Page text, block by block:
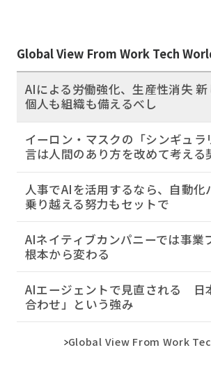
Global View From Work Tech
AIによる労働強化、生産性消失
個人も組織も備えるべし
イーロン・マスクの「シンギュラ
言は人間のあり方を改めて考える
人事でAIを活用するなら、自動化
乗り越える努力もセットで
AIネイティブカンパニーでは事業
根本から変わる
AIエージェントで見直される 日
合わせ」という強み
Global View From Work